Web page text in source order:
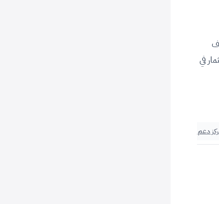
في
دعم المنشآت بالرياض